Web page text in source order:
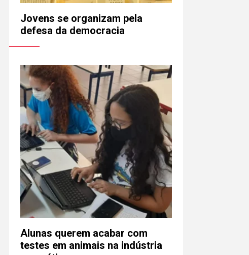
Jovens se organizam pela
defesa da democracia
Alunas querem acabar com
testes em animais na indústria